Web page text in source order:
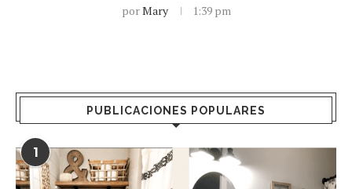
porMary 1:39 pm
PUBLICACIONES POPULARES
1